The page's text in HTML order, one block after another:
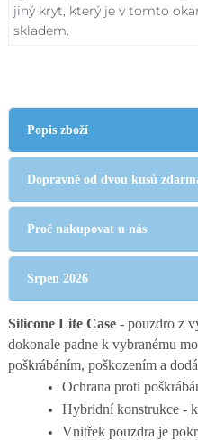
jiný kryt, který je v tomto
skladem.
Popis zboží
Dopravné od dvou kusů
Proč nakupovat u nás
Srpen 2026
Silicone Lite Case- pouzdro z
dokonale padne k vybranému
poškrábáním, poškozením a
Ochrana proti
Hybridní konstrukce -
Vnitřek pouzdra je